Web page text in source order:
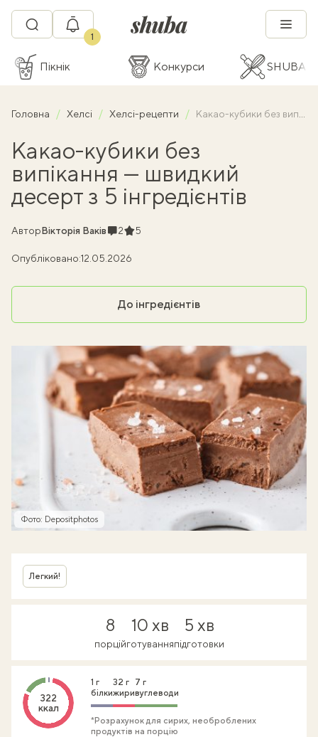
1
Пікнік Конкурси SHUBA
Головна Хелсі Хелсі-рецепти Какао-кубики без випікання — швидкий десерт з 5 інгредієнтів
Какао-кубики без
випікання — швидкий
десерт з 5 інгредієнтів
АвторВікторія ВаківКоментарі
2Рейтинг
5
Опубліковано:12.05.2026
До інгредієнтів
Фото: Depositphotos
Легкий!
8
порцій
10 хв
готування
5 хв
підготовки
322
ккал
1 г
білки
32 г
жири
7 г
вуглеводи
*Розрахунок для сирих, необроблених
продуктів на порцію